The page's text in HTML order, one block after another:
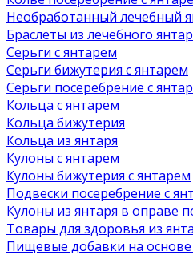
Необработанный лечебный
Браслеты из лечебного
Серьги с янтарем
Серьги бижутерия с янтарем
Серьги посеребрение с
Кольца с янтарем
Кольца бижутерия
Кольца из янтаря
Кулоны с янтарем
Кулоны бижутерия с янтарем
Подвески посеребрение с
Кулоны из янтаря в оправе
Товары для здоровья из
Пищевые добавки на основе